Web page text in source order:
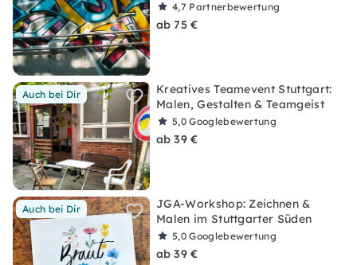
4,7 Partnerbewertung
ab 75 €
Auch bei Dir
Kreatives Teamevent Stuttgart:
Malen, Gestalten & Teamgeist
5,0Googlebewertung
ab 39 €
Auch bei Dir
JGA-Workshop: Zeichnen &
Malen im Stuttgarter Süden
5,0Googlebewertung
ab 39 €